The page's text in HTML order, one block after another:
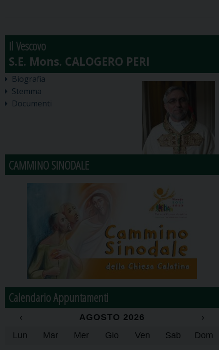
Il Vescovo
Biografia
Stemma
Documenti
CAMMINO SINODALE
Calendario Appuntamenti
‹ AGOSTO 2026
›
Lun
Mar Mer Gio Ven Sab Dom